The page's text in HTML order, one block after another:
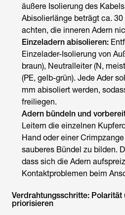
äußere Isolierung des
Abisolierlänge beträgt ca.
achten, die inneren Adern
Einzeladern abisolieren:
Einzelader-Isolierung von
braun), Neutralleiter (N,
(PE, gelb-grün). Jede Ader
mm abisoliert werden,
freiliegen.
Adern bündeln und
Leitern die einzelnen
Hand oder einer
sauberes Bündel zu bilden.
dass sich die Adern
Kontaktproblemen beim
Verdrahtungsschritte:
priorisieren